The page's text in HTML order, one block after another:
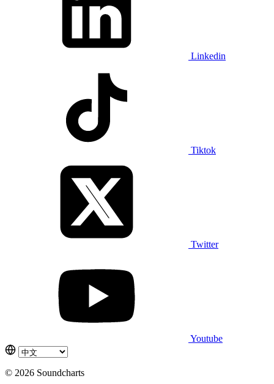
Linkedin
Tiktok
Twitter
Youtube
© 2026 Soundcharts